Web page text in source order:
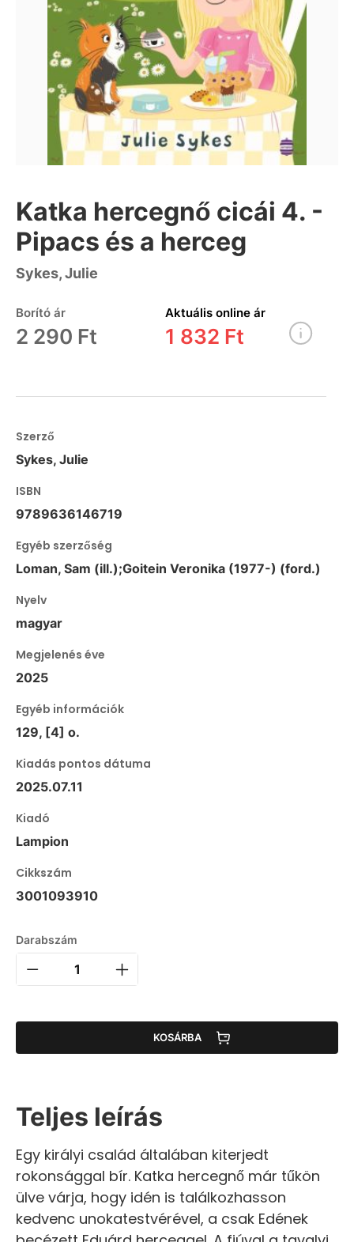
Katka hercegnő cicái 4. -
Pipacs és a herceg
Sykes, Julie
Borító ár
2 290 Ft
Aktuális online ár
1 832 Ft
Szerző
Sykes, Julie
ISBN
9789636146719
Egyéb szerzőség
Loman, Sam (ill.);Goitein Veronika (1977-) (ford.)
Nyelv
magyar
Megjelenés éve
2025
Egyéb információk
129, [4] o.
Kiadás pontos dátuma
2025.07.11
Kiadó
Lampion
Cikkszám
3001093910
Darabszám
KOSÁRBA
Teljes leírás
Egy királyi család általában kiterjedt
rokonsággal bír. Katka hercegnő már tűkön
ülve várja, hogy idén is találkozhasson
kedvenc unokatestvérével, a csak Edének